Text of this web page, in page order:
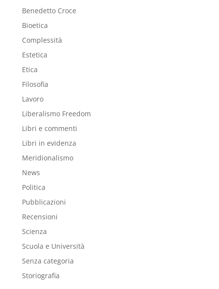
Benedetto Croce
Bioetica
Complessità
Estetica
Etica
Filosofia
Lavoro
Liberalismo Freedom
Libri e commenti
Libri in evidenza
Meridionalismo
News
Politica
Pubblicazioni
Recensioni
Scienza
Scuola e Università
Senza categoria
Storiografia